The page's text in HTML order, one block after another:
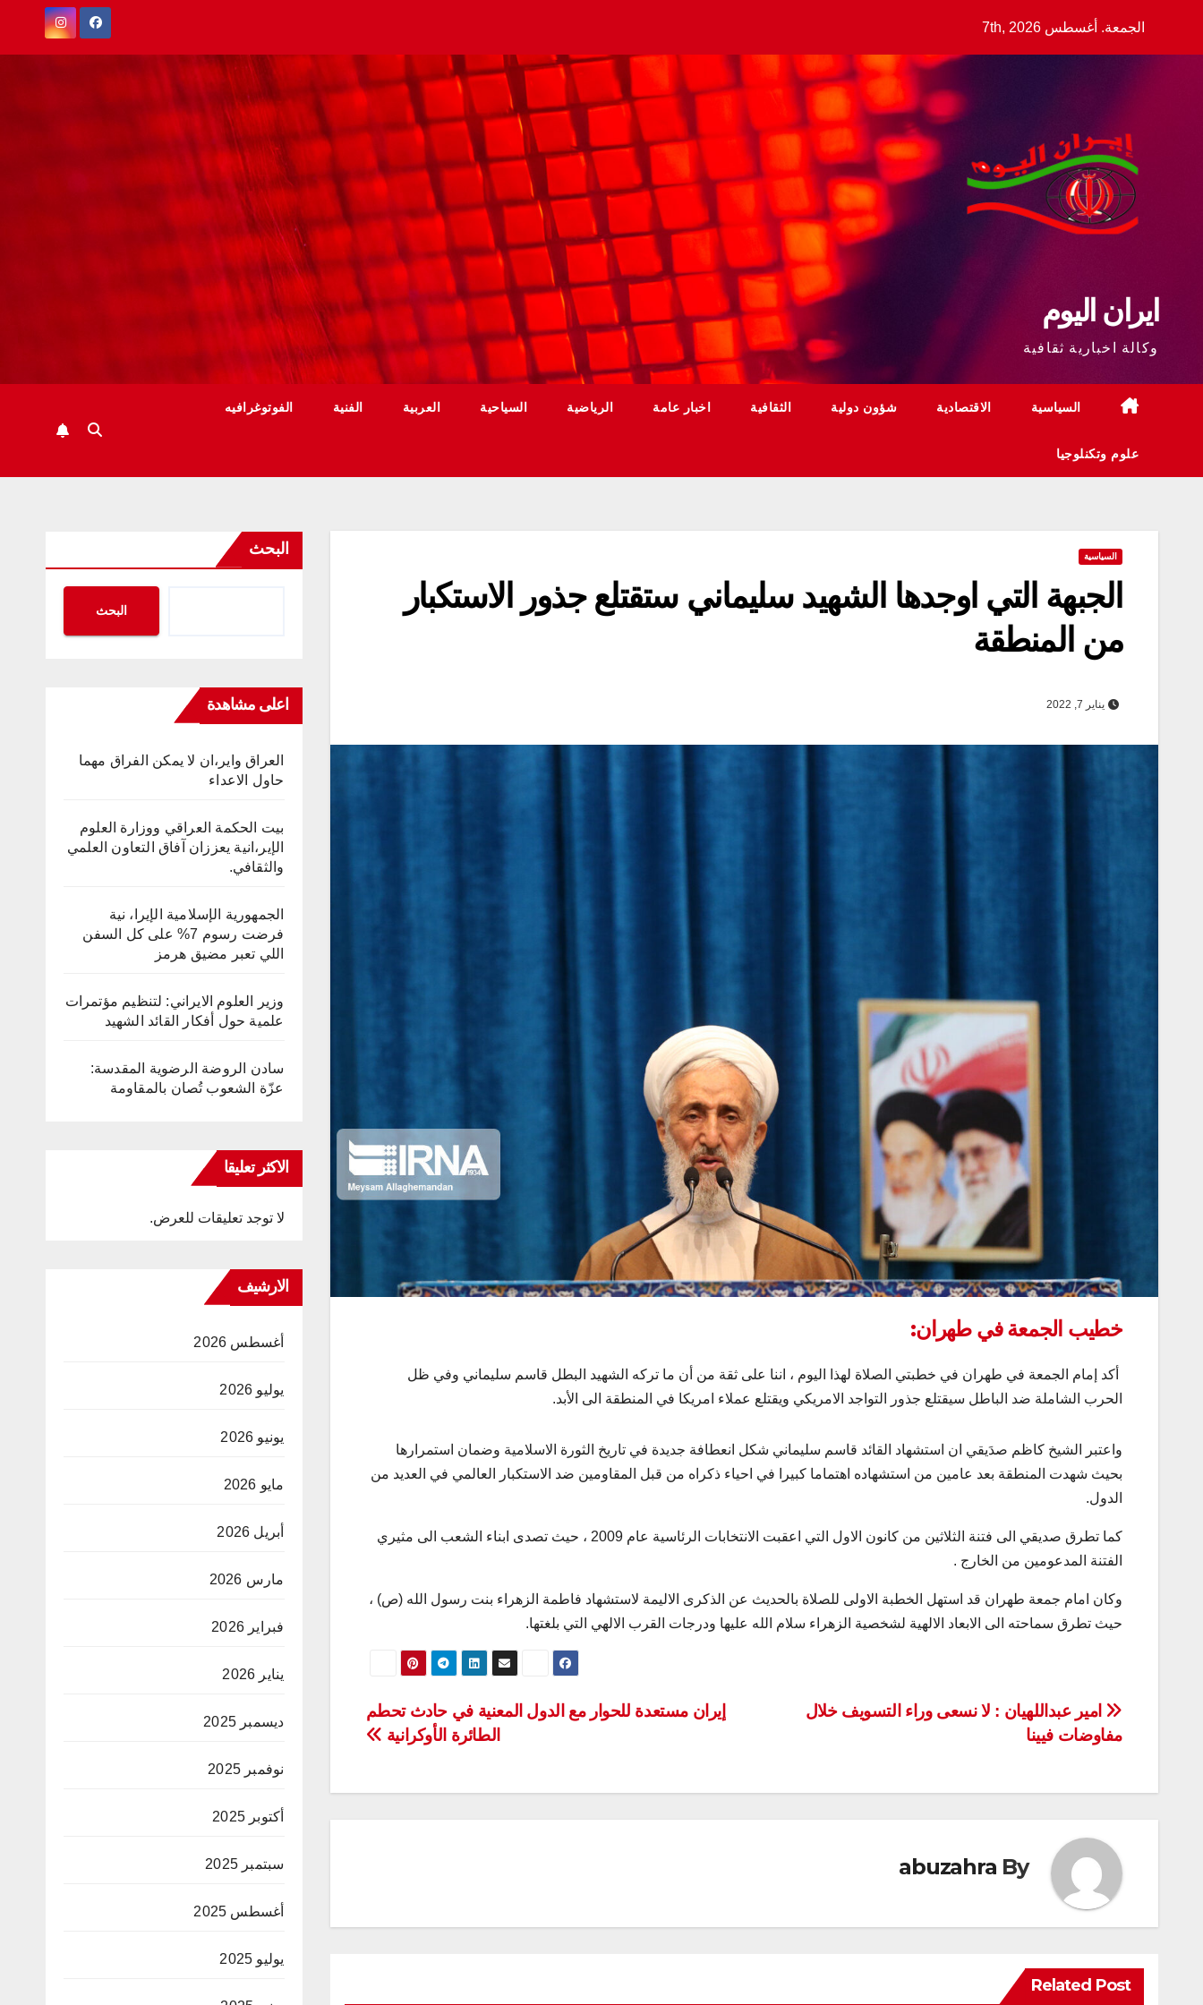
الجمعة. أغسطس 7th, 2026
ايران اليوم
وكالة اخبارية ثقافية
السياسية الاقتصادية شؤون دولية الثقافية اخبار عامة الرياضية السياحية العربية الفنية الفوتوغرافيه
علوم وتكنلوجيا
السياسية
الجبهة التي اوجدها الشهيد سليماني ستقتلع جذور الاستكبار
من المنطقة
يناير 7, 2022
خطيب الجمعة في طهران:
أكد إمام الجمعة في طهران في خطبتي الصلاة لهذا اليوم ، اننا على ثقة من أن ما تركه الشهيد البطل قاسم سليماني وفي ظل
الحرب الشاملة ضد الباطل سيقتلع جذور التواجد الامريكي ويقتلع عملاء امريكا في المنطقة الى الأبد.
واعتبر الشيخ كاظم صدَيقي ان استشهاد القائد قاسم سليماني شكل انعطافة جديدة في تاريخ الثورة الاسلامية وضمان استمرارها
بحيث شهدت المنطقة بعد عامين من استشهاده اهتماما كبيرا في احياء ذكراه من قبل المقاومين ضد الاستكبار العالمي في العديد من
الدول.
كما تطرق صديقي الى فتنة الثلاثين من كانون الاول التي اعقبت الانتخابات الرئاسية عام 2009 ، حيث تصدى ابناء الشعب الى مثيري
الفتنة المدعومين من الخارج .
وكان امام جمعة طهران قد استهل الخطبة الاولى للصلاة بالحديث عن الذكرى الاليمة لاستشهاد فاطمة الزهراء بنت رسول الله (ص) ،
حيث تطرق سماحته الى الابعاد الالهية لشخصية الزهراء سلام الله عليها ودرجات القرب الالهي التي بلغتها.
تصفّح
المقالات
إيران مستعدة للحوار مع الدول المعنية في حادث تحطم
الطائرة الأوكرانية
امير عبداللهيان : لا نسعى وراء التسويف خلال
مفاوضات فيينا
By
abuzahra
Related Post
البحث
البحث
اعلى مشاهدة
العراق واير،ان لا يمكن الفراق مهما
حاول الاعداء
بيت الحكمة العراقي ووزارة العلوم
الإير،انية يعززان آفاق التعاون العلمي
والثقافي.
الجمهورية الإسلامية الإيرا، نية
فرضت رسوم 7% على كل السفن
اللي تعبر مضيق هرمز
وزير العلوم الايراني: لتنظيم مؤتمرات
علمية حول أفكار القائد الشهيد
سادن الروضة الرضوية المقدسة:
عزّة الشعوب تُصان بالمقاومة
الاكثر تعليقا
لا توجد تعليقات للعرض.
الارشيف
أغسطس 2026
يوليو 2026
يونيو 2026
مايو 2026
أبريل 2026
مارس 2026
فبراير 2026
يناير 2026
ديسمبر 2025
نوفمبر 2025
أكتوبر 2025
سبتمبر 2025
أغسطس 2025
يوليو 2025